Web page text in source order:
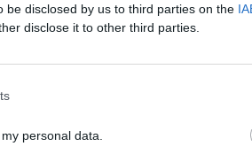
be disclosed by us to third parties on the
disclose it to other third parties.
personal data.